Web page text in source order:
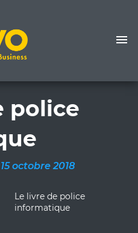
police
15 octobre 2018
Le livre de police
informatique